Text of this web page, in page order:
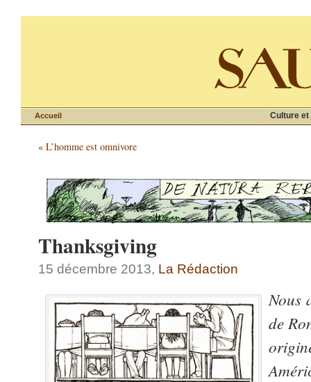
Culture et
Accueil
« L’homme est omnivore
Thanksgiving
15 décembre 2013, La Rédaction
Nous
de